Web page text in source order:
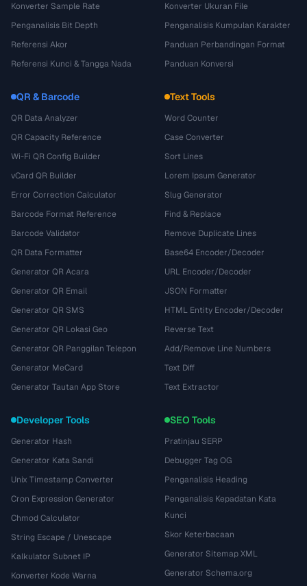
Konverter Sample Rate
Penganalisis Bit Depth
Referensi Akor
Referensi Kunci & Tangga Nada
Konverter Ukuran File
Penganalisis Kumpulan Karakter
Panduan Perbandingan Format
Panduan Konversi
QR & Barcode
QR Data Analyzer
QR Capacity Reference
Wi-Fi QR Config Builder
vCard QR Builder
Error Correction Calculator
Barcode Format Reference
Barcode Validator
QR Data Formatter
Generator QR Acara
Generator QR Email
Generator QR SMS
Generator QR Lokasi Geo
Generator QR Panggilan Telepon
Generator MeCard
Generator Tautan App Store
Text Tools
Word Counter
Case Converter
Sort Lines
Lorem Ipsum Generator
Slug Generator
Find & Replace
Remove Duplicate Lines
Base64 Encoder/Decoder
URL Encoder/Decoder
JSON Formatter
HTML Entity Encoder/Decoder
Reverse Text
Add/Remove Line Numbers
Text Diff
Text Extractor
Developer Tools
Generator Hash
Generator Kata Sandi
Unix Timestamp Converter
Cron Expression Generator
Chmod Calculator
String Escape / Unescape
Kalkulator Subnet IP
Konverter Kode Warna
SEO Tools
Pratinjau SERP
Debugger Tag OG
Penganalisis Heading
Penganalisis Kepadatan Kata
Kunci
Skor Keterbacaan
Generator Sitemap XML
Generator Schema.org